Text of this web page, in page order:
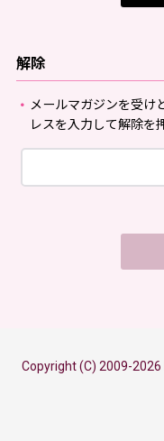
解除
メールマガジンを受け
レスを入力して解除を
Copyright (C) 2009-2026